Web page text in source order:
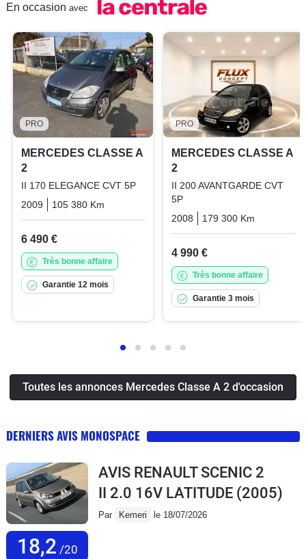
En occasion avec
PRO
MERCEDES CLASSE A
2
II 170 ELEGANCE CVT 5P
2009
105 380 Km Essence
6 490 €
Très bonne affaire
Garantie 12 mois
PRO
MERCEDES CLASSE A
2
II 200 AVANTGARDE CVT
5P
2008
179 300 Km
4 990 €
Très bonne affaire
Garantie 3 mois
Toutes les annonces Mercedes Classe A 2 d'occasion
DERNIERS AVIS MONOSPACE
18,2 /20
AVIS RENAULT SCENIC 2
II 2.0 16V LATITUDE (2005)
Par Kemeri le 18/07/2026